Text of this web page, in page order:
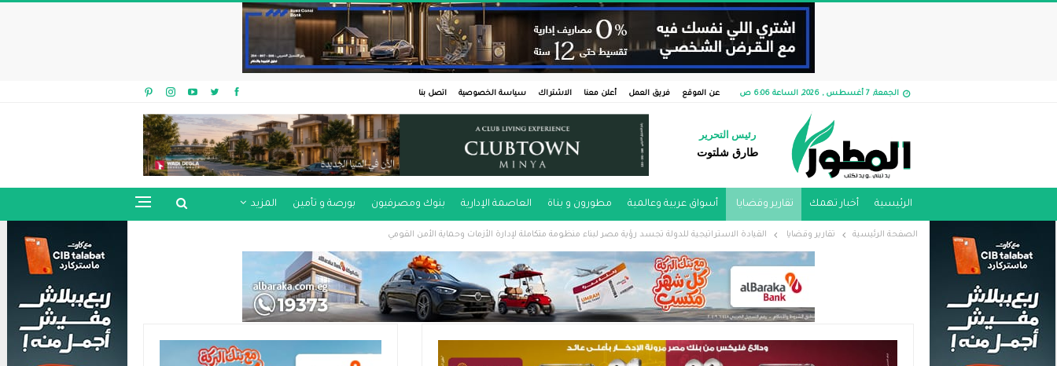
الجمعة, 7 أغسطس , 2026, الساعة 6:06 ص عن الموقع فريق العمل أعلن معنا الاشتراك سياسة الخصوصية اتصل بنا
رئيس التحرير
طارق شلتوت
الرئيسية أخبار تهمك تقارير وقضايا ​ أسواق عربية وعالمية مطورون و بناة العاصمة الإدارية بنوك ومصرفيون بورصة و تأمين المزيد
الصفحة الرئيسية تقارير وقضايا ​ القيادة الاستراتيجية للدولة تجسد رؤية مصر لبناء منظومة متكاملة لإدارة الأزمات وحماية الأمن القومي